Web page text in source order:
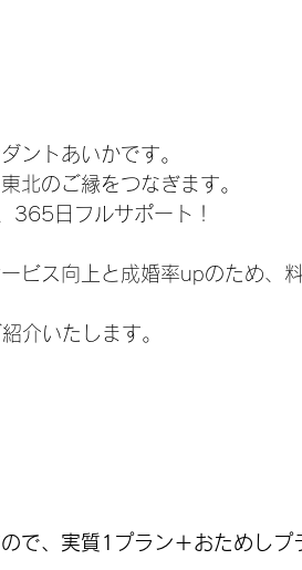
ントあいかです。
北のご縁をつなぎます。
365日フルサポート！
ビス向上と成婚率upのため、
介いたします。
で、実質1プラン＋おためしプ